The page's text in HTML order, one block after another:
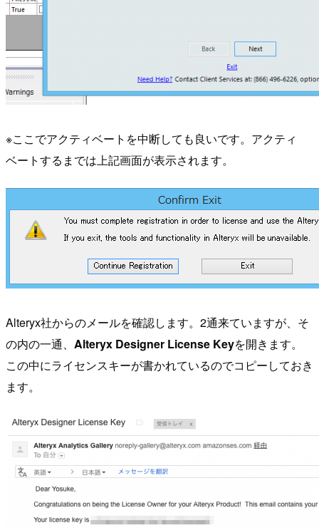
※ここでアクティベートを中断しても良いです。アクティ
ベートするまでは上記画面が表示されます。
Alteryx社からのメールを確認します。2通来ていますが、そ
の内の一通、 Alteryx Designer License Keyを開きます。
この中にライセンスキーが書かれているのでコピーしておき
ます。